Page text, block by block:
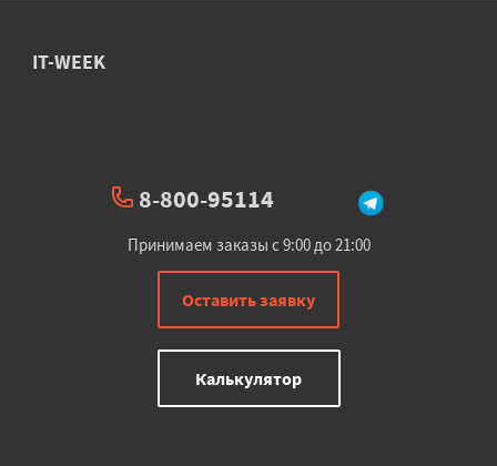
IT-WEEK
8-800-95114
Принимаем заказы с 9:00 до 21:00
Оставить заявку
Калькулятор